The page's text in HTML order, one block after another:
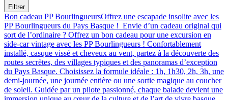
Filtrer
Bon cadeau PP BourlingueursOffrez une escapade insolite avec les
PP Bourlingueurs du Pays Basque ! Envie d’un cadeau original qui
sort de l’ordinaire ? Offrez un bon cadeau pour une excursion en
side-car vintage avec les PP Bourlingueurs ! Confortablement
installé, casque vissé et cheveux au vent, partez à la découverte des
routes secrètes, des villages typiques et des panoramas d’exception
du Pays Basque. Choisissez la formule idéale : 1h, 1h30, 2h, 3h, une
demi-journée, une journée entière ou une sortie magique au coucher
de soleil. Guidée par un pilote passionné, chaque balade devient une